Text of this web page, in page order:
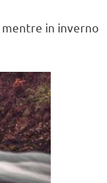
mentre in inverno